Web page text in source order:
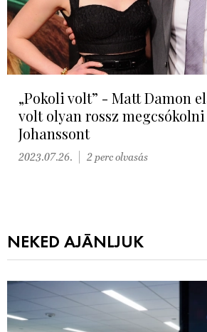
„Pokoli volt” - Matt Damon
volt olyan rossz
Johanssont
2023.07.26. 2 perc olvasás
NEKED AJÁNLJUK